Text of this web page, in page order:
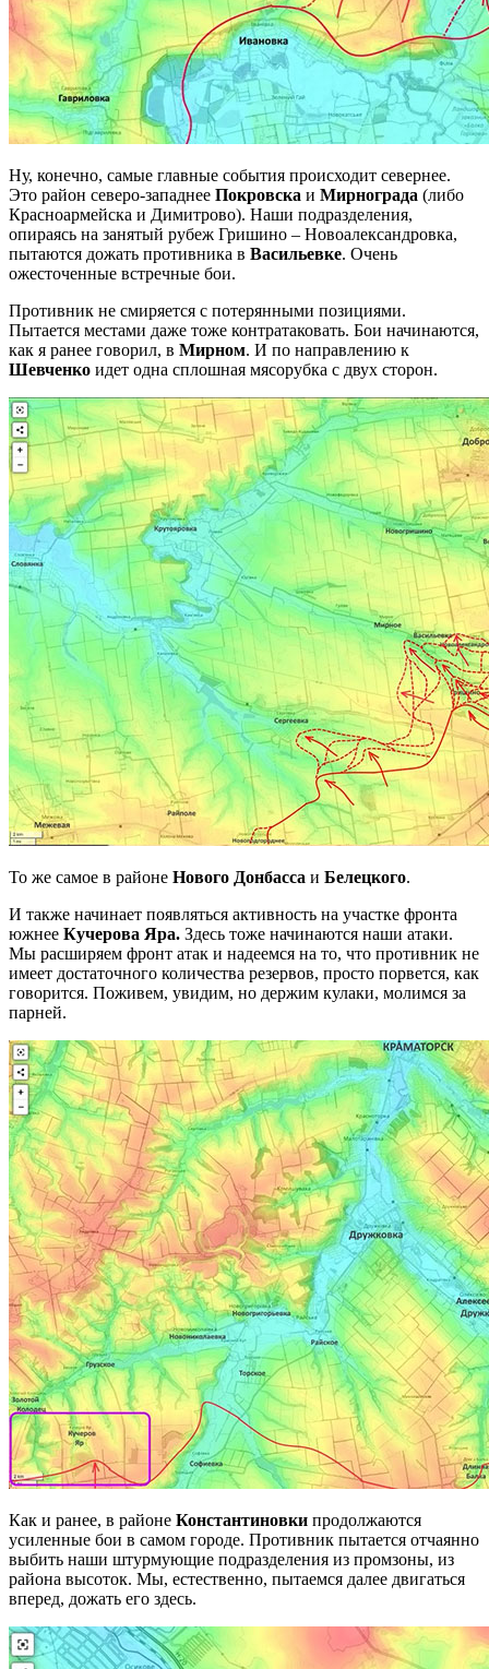
Ну, конечно, самые главные события происходит севернее.
Это район северо-западнее Покровска и Мирнограда (либо
Красноармейска и Димитрово). Наши подразделения,
опираясь на занятый рубеж Гришино – Новоалександровка,
пытаются дожать противника в Васильевке. Очень
ожесточенные встречные бои.
Противник не смиряется с потерянными позициями.
Пытается местами даже тоже контратаковать. Бои начинаются,
как я ранее говорил, в Мирном. И по направлению к
Шевченко идет одна сплошная мясорубка с двух сторон.
То же самое в районе Нового Донбасса и Белецкого.
И также начинает появляться активность на участке фронта
южнее Кучерова Яра. Здесь тоже начинаются наши атаки.
Мы расширяем фронт атак и надеемся на то, что противник не
имеет достаточного количества резервов, просто порвется, как
говорится. Поживем, увидим, но держим кулаки, молимся за
парней.
Как и ранее, в районе Константиновки продолжаются
усиленные бои в самом городе. Противник пытается отчаянно
выбить наши штурмующие подразделения из промзоны, из
района высоток. Мы, естественно, пытаемся далее двигаться
вперед, дожать его здесь.